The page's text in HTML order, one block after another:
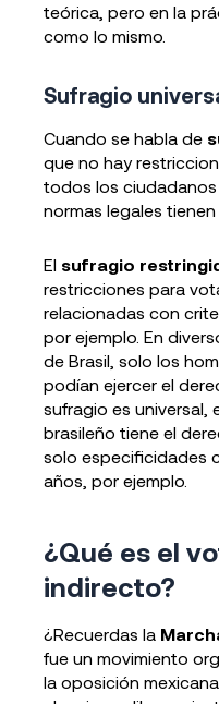
teórica, pero en la
como lo mismo.
Sufragio
Cuando se habla de
que no hay
todos los
normas legales
El sufragio
restricciones para
relacionadas con
por ejemplo. En
de Brasil, solo los
podían ejercer el
sufragio es universal,
brasileño tiene el
solo especificidades
años, por ejemplo.
¿Qué es el
indirecto?
¿Recuerdas la
fue un movimiento
la oposición